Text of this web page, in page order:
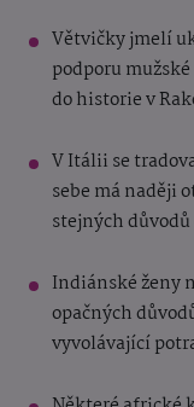
Větvičky jmelí
podporu
do historie v
V Itálii se
sebe má naději
stejných
Indiánské ženy
opačných
vyvolávající